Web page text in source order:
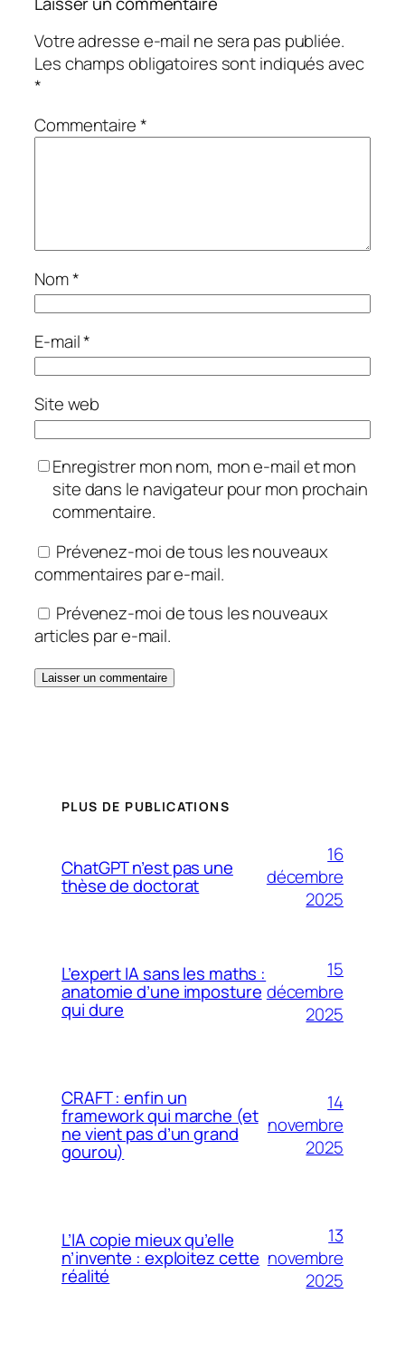
Votre adresse e-mail ne sera pas publiée.
Les champs obligatoires sont indiqués avec
*
Commentaire*
Nom*
E-mail*
Site web
Enregistrer mon nom, mon e-mail et mon
site dans le navigateur pour mon prochain
commentaire.
Prévenez-moi de tous les nouveaux
commentaires par e-mail.
Prévenez-moi de tous les nouveaux
articles par e-mail.
PLUS DE PUBLICATIONS
ChatGPT n’est pas une
thèse de doctorat
16
décembre
2025
L’expert IA sans les maths :
anatomie d’une imposture
qui dure
15
décembre
2025
CRAFT : enfin un
framework qui marche (et
ne vient pas d’un grand
gourou)
14
novembre
2025
L’IA copie mieux qu’elle
n’invente : exploitez cette
réalité
13
novembre
2025